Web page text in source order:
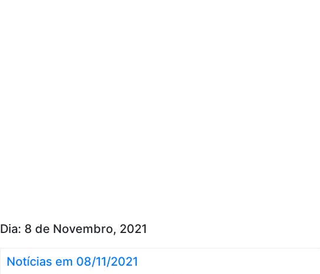
Dia: 8 de Novembro, 2021
Notícias em 08/11/2021